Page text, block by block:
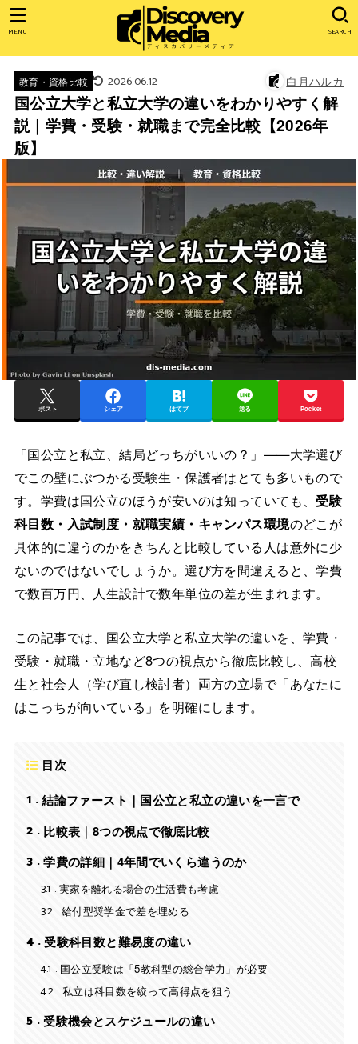
SEARCH
MENU
教育・資格比較 2026.06.12 白月ハルカ
国公立大学と私立大学の違いをわかりやすく解
説｜学費・受験・就職まで完全比較【2026年
版】
ポスト シェア はてブ 送る Pocket
「国公立と私立、結局どっちがいいの？」——大学選び
でこの壁にぶつかる受験生・保護者はとても多いもので
す。学費は国公立のほうが安いのは知っていても、 受験
科目数・入試制度・就職実績・キャンパス環境のどこが
具体的に違うのかをきちんと比較している人は意外に少
ないのではないでしょうか。選び方を間違えると、学費
で数百万円、人生設計で数年単位の差が生まれます。
この記事では、国公立大学と私立大学の違いを、学費・
受験・就職・立地など8つの視点から徹底比較し、高校
生と社会人（学び直し検討者）両方の立場で「あなたに
はこっちが向いている」を明確にします。
目次
1
結論ファースト｜国公立と私立の違いを一言で
2 比較表｜8つの視点で徹底比較
3
学費の詳細｜4年間でいくら違うのか
3.1
実家を離れる場合の生活費も考慮
3.2 給付型奨学金で差を埋める
4
受験科目数と難易度の違い
4.1
国公立受験は「5教科型の総合学力」が必要
4.2 私立は科目数を絞って高得点を狙う
5 受験機会とスケジュールの違い